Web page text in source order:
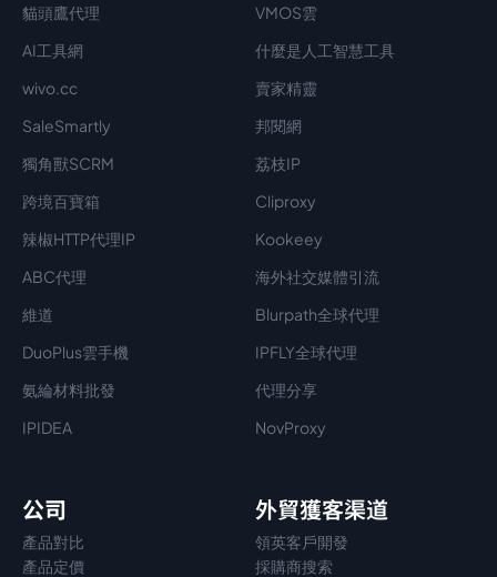
貓頭鷹代理
VMOS雲
AI工具網
什麼是人工智慧工具
wivo.cc
賣家精靈
SaleSmartly
邦閱網
獨角獸SCRM
荔枝IP
跨境百寶箱
Cliproxy
辣椒HTTP代理IP
Kookeey
ABC代理
海外社交媒體引流
維道
Blurpath全球代理
DuoPlus雲手機
IPFLY全球代理
氨綸材料批發
代理分享
IPIDEA
NovProxy
公司
產品對比
產品定價
外貿獲客渠道
領英客戶開發
採購商搜索